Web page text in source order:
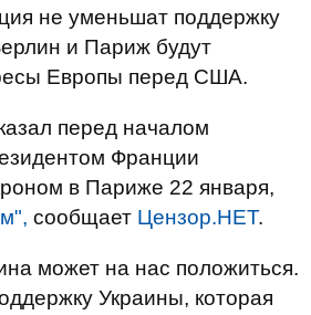
не уменьшат поддержку
и Париж будут
Европы перед США.
перед началом
Франции
в Париже 22 января,
сообщает Цензор.НЕТ.
может на нас положиться.
Украины, которая